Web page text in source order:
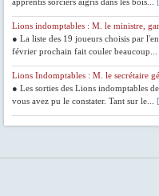
Lions indomptables : M. le ministre,
● La liste des 19 joueurs choisis par
février prochain fait couler beaucoup...
Lions Indomptables : M. le secrétaire
● Les sorties des Lions indomptables
vous avez pu le constater. Tant sur le...